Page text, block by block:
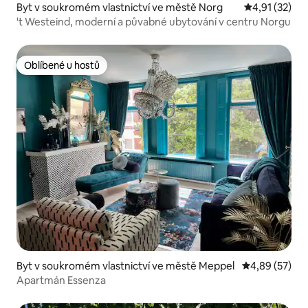
Byt v soukromém vlastnictví ve městě Norg Průměrné
4,91 (32)
't Westeind, moderní a půvabné ubytování v centru Norgu
Oblíbené u hostů
Oblíbené u hostů
Byt v soukromém vlastnictví ve městě Meppel Průměrné
4,89 (57)
Apartmán Essenza